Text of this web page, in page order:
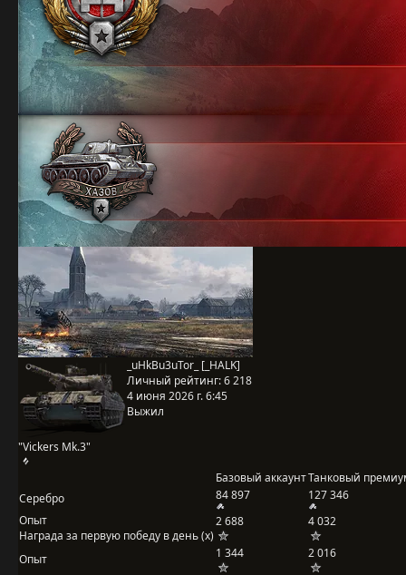
"Vickers Mk.3"
_uHkBu3uTor_ [_HALK]
Личный рейтинг:6 218
4 июня 2026 г. 6:45
Выжил
Базовый аккаунтТанковый
Серебро
84 897
127 346
Опыт
Награда за первую победу в день (x)
2 688 4 032
Опыт 1 344
2 016